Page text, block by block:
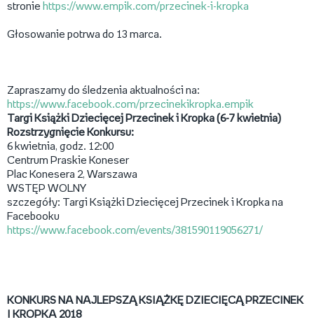
stronie https://www.empik.com/przecinek-i-kropka
Głosowanie potrwa do 13 marca.
Zapraszamy do śledzenia aktualności na:
https://www.facebook.com/przecinekikropka.empik
Targi Książki Dziecięcej Przecinek i Kropka (6-7 kwietnia)
Rozstrzygnięcie Konkursu:
6 kwietnia, godz. 12:00
Centrum Praskie Koneser
Plac Konesera 2, Warszawa
WSTĘP WOLNY
szczegóły: Targi Książki Dziecięcej Przecinek i Kropka na
Facebooku
https://www.facebook.com/events/381590119056271/
KONKURS NA NAJLEPSZĄ KSIĄŻKĘ DZIECIĘCĄ PRZECINEK
I KROPKA 2018